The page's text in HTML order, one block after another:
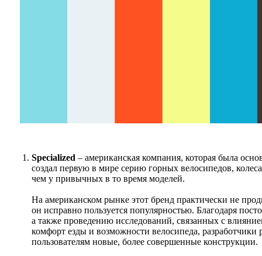
Specialized – американская компания, которая была
создал первую в мире серию горных велосипедов,
чем у привычных в то время моделей.
На американском рынке этот бренд практически не
он исправно пользуется популярностью. Благодаря
а также проведению исследований, связанных с
комфорт езды и возможности велосипеда, разработчики
пользователям новые, более совершенные конструкции.